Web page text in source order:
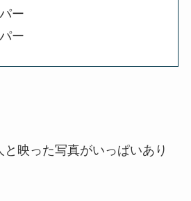
ー
ー
映った写真がいっぱいあり